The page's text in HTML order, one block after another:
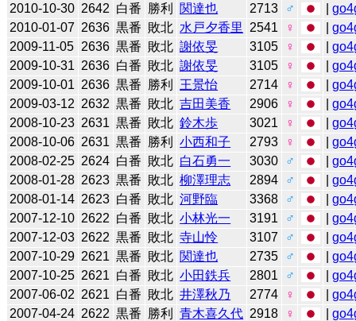
2010-10-30 2642 白番 勝利 関達也 2713 ♂ |
2010-01-07 2636 黒番 敗北 水戸夕香里 2541 ♀ |
2009-11-05 2636 黒番 敗北 謝依旻 3105 ♀ |
2009-10-31 2636 白番 敗北 謝依旻 3105 ♀ |
2009-10-01 2636 黒番 勝利 王景怡 2714 ♀ |
2009-03-12 2632 黒番 敗北 吉田美香 2906 ♀ |
2008-10-23 2631 黒番 敗北 鈴木歩 3021 ♀ |
2008-10-06 2631 黒番 勝利 小西和子 2793 ♀ |
2008-02-25 2624 白番 敗北 白石勇一 3030 ♂ |
2008-01-28 2623 黒番 敗北 柳澤理志 2894 ♂ |
2008-01-14 2623 白番 敗北 河野臨 3368 ♂ |
2007-12-10 2622 白番 敗北 小林光一 3191 ♂ |
2007-12-03 2622 黒番 敗北 寺山怜 3107 ♂ |
2007-10-29 2621 黒番 敗北 関達也 2735 ♂ |
2007-10-25 2621 白番 敗北 小田鉄兵 2801 ♂ |
2007-06-02 2621 白番 敗北 井澤秋乃 2774 ♀ |
2007-04-24 2622 黒番 勝利 青木喜久代 2918 ♀ |